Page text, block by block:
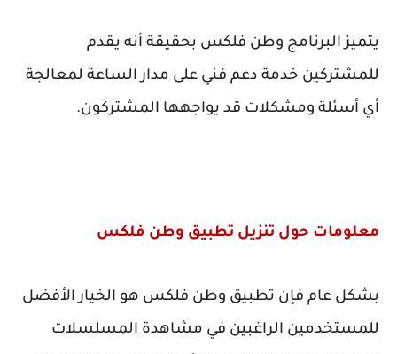
يتميز البرنامج وطن فلكس بحقيقة أنه يقدم
للمشتركين خدمة دعم فني على مدار الساعة لمعالجة
أي أسئلة ومشكلات قد يواجهها المشتركون.
معلومات حول تنزيل تطبيق وطن فلكس
بشكل عام فإن تطبيق وطن فلكس هو الخيار الأفضل
للمستخدمين الراغبين في مشاهدة المسلسلات